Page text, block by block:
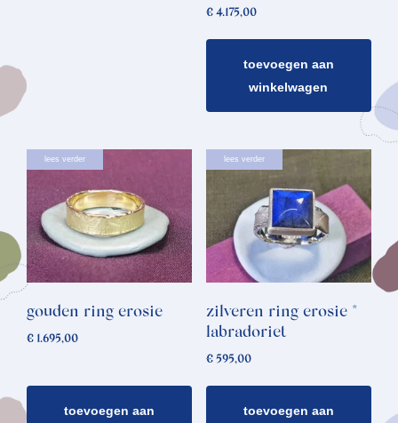
€4.175,00
toevoegen aan
winkelwagen
lees verder
gouden ring erosie
€ 1.695,00
toevoegen aan
lees verder
zilveren ring erosie *
labradoriet
€595,00
toevoegen aan